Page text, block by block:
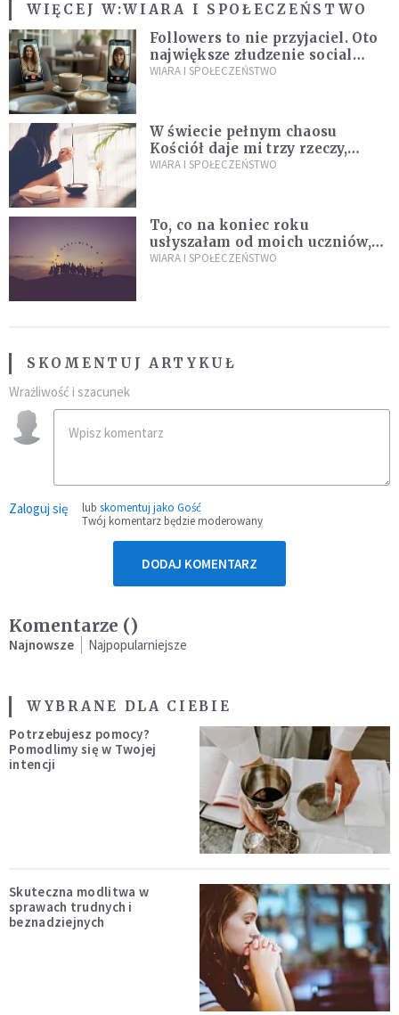
WIĘCEJ W:WIARA I SPOŁECZEŃSTWO
Followers to nie przyjaciel. Oto
największe złudzenie social
mediów
WIARA I SPOŁECZEŃSTWO
W świecie pełnym chaosu
Kościół daje mi trzy rzeczy,
których wszystkim dziś bardzo
WIARA I SPOŁECZEŃSTWO
To, co na koniec roku
usłyszałam od moich uczniów,
idealnie tłumaczy nową
WIARA I SPOŁECZEŃSTWO
SKOMENTUJ ARTYKUŁ
Wrażliwość i szacunek
Zaloguj się lub skomentuj jako Gość
Twój komentarz będzie moderowany
DODAJ KOMENTARZ
Komentarze ()
Najnowsze Najpopularniejsze
WYBRANE DLA CIEBIE
Potrzebujesz pomocy?
Pomodlimy się w Twojej
intencji
Skuteczna modlitwa w
sprawach trudnych i
beznadziejnych